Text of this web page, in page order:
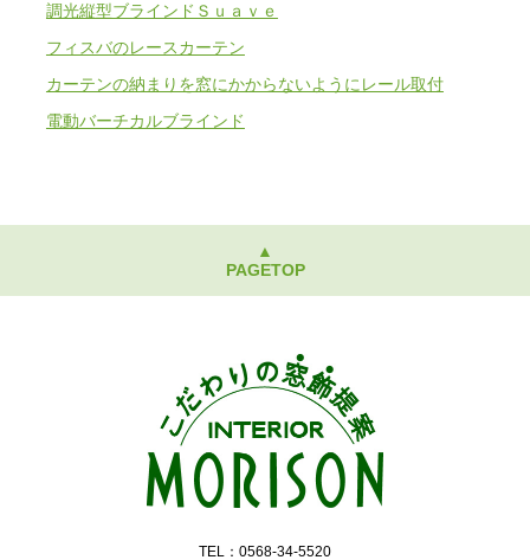
調光縦型ブラインドＳｕａｖｅ
フィスバのレースカーテン
カーテンの納まりを窓にかからないようにレール取付
電動バーチカルブラインド
▲
PAGETOP
TEL：0568-34-5520